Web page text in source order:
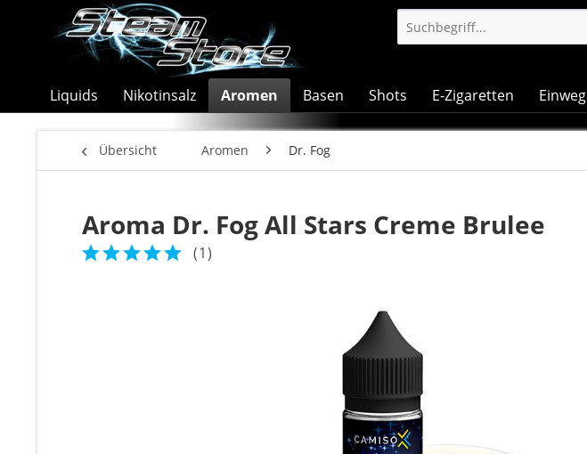
Liquids Nikotinsalz Aromen Basen Shots E-Zigaretten Einweg
Übersicht Aromen Dr. Fog
Aroma Dr. Fog All Stars Creme Brulee
(1)